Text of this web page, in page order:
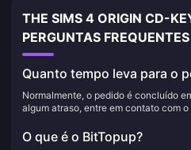
THE SIMS 4 ORIGIN CD-
PERGUNTAS
Quanto tempo leva para o
Normalmente, o pedido é concluído
algum atraso, entre em contato com
O que é o BitTopup?